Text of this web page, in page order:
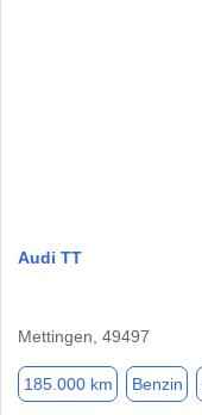
Audi TT
Mettingen, 49497
185.000 km Benzin